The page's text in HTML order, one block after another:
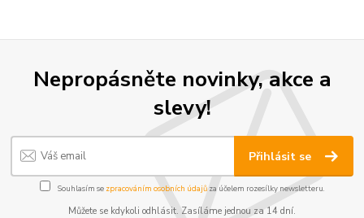
Nepropásněte novinky, akce a
slevy!
Přihlásit se
Souhlasím se zpracováním osobních údajůza účelem rozesílky newsletteru.
Můžete se kdykoli odhlásit. Zasíláme jednou za 14 dní.